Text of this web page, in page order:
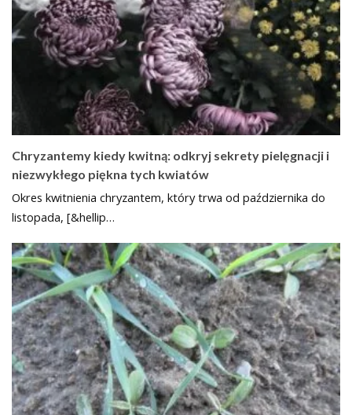
Chryzantemy kiedy kwitną: odkryj sekrety pielęgnacji i
niezwykłego piękna tych kwiatów
Okres kwitnienia chryzantem, który trwa od października do
listopada, [&hellip…